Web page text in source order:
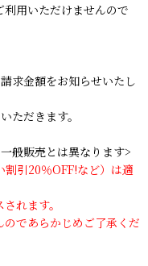
用いただけませんので
求金額をお知らせいたし
ただきます。
般販売とは異なります>
引20％OFF!など）は適
れます。
であらかじめご了承くだ